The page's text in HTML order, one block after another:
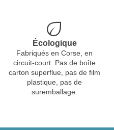
eco
Écologique
Fabriqués en Corse, en
circuit-court. Pas de boîte
carton superflue, pas de film
plastique, pas de
suremballage.